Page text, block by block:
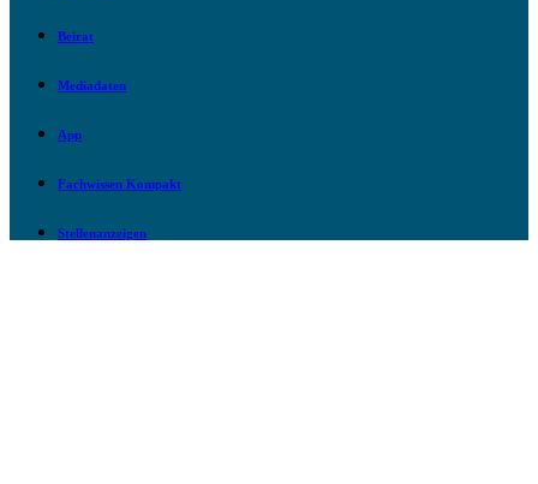
Beirat
Mediadaten
App
Fachwissen Kompakt
Stellenanzeigen